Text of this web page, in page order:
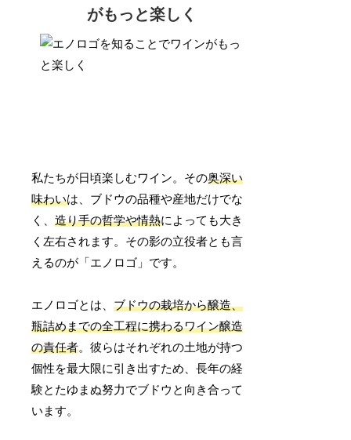
がもっと楽しく
私たちが日頃楽しむワイン。その奥深い
味わいは、ブドウの品種や産地だけでな
く、造り手の哲学や情熱によっても大き
く左右されます。その影の立役者とも言
えるのが「エノロゴ」です。
エノロゴとは、ブドウの栽培から醸造、
瓶詰めまでの全工程に携わるワイン醸造
の責任者。彼らはそれぞれの土地が持つ
個性を最大限に引き出すため、長年の経
験とたゆまぬ努力でブドウと向き合って
います。